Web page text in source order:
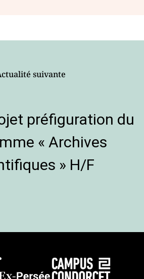
suivante
préfiguration du
« Archives
» H/F